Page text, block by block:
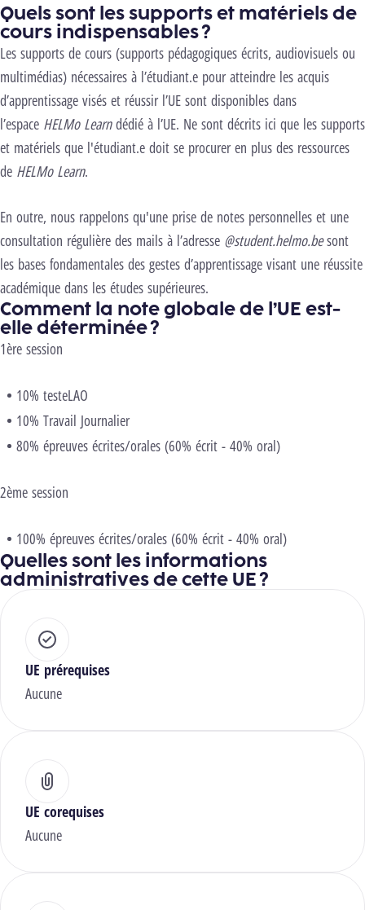
Quels sont les supports et matériels de
cours indispensables ?
Les supports de cours (supports pédagogiques écrits, audiovisuels ou
multimédias) nécessaires à l’étudiant.e pour atteindre les acquis
d’apprentissage visés et réussir l’UE sont disponibles dans
l’espace HELMo Learndédié à l’UE. Ne sont décrits ici que les supports
et matériels que l'étudiant.e doit se procurer en plus des ressources
de HELMo Learn.
En outre, nous rappelons qu'une prise de notes personnelles et une
consultation régulière des mails à l’adresse @student.helmo.besont
les bases fondamentales des gestes d’apprentissage visant une réussite
académique dans les études supérieures.
Comment la note globale de l’UE est-
elle déterminée ?
1ère session
10% testeLAO
10% Travail Journalier
80% épreuves écrites/orales (60% écrit - 40% oral)
2ème session
100% épreuves écrites/orales (60% écrit - 40% oral)
Quelles sont les informations
administratives de cette UE ?
UE prérequises
Aucune
UE corequises
Aucune